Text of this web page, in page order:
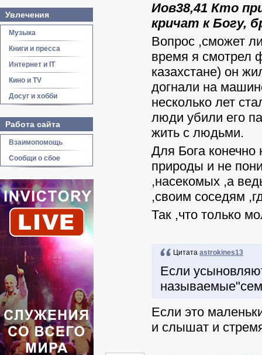
Увлечения
Музыка
Книги и пресса
Интернет и IT
Кино и TV
Досуг и хобби
Работа сайта
Взаимопомощь
Сообщи о сбое
Иов38,41 Кто
кричат к Богу,
Вопрос ,сможет
время я смотрел
казахстане) он
догнали на
несколько лет
люди убили его
жить с людьми.
Для Бога конечно
природы и не
,насекомых ,а
,своим соседям
Так ,что только
Цитата astrokines13
Если
Если это
и слышат и